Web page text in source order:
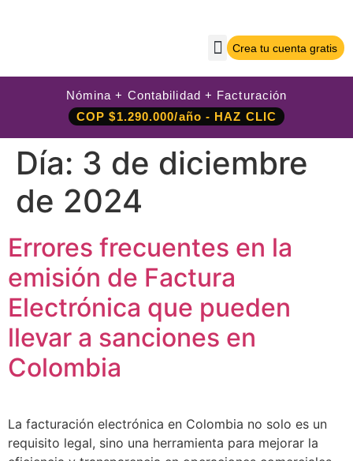
Crea tu cuenta gratis
Nómina + Contabilidad + Facturación
COP $1.290.000/año - HAZ CLIC
Día: 3 de diciembre
de 2024
Errores frecuentes en la
emisión de Factura
Electrónica que pueden
llevar a sanciones en
Colombia
La facturación electrónica en Colombia no solo es un
requisito legal, sino una herramienta para mejorar la